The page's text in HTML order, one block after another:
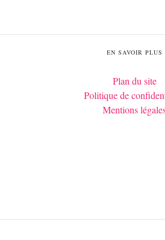
EN SAVOIR PLUS
Plan du site
Politique de
Mentions